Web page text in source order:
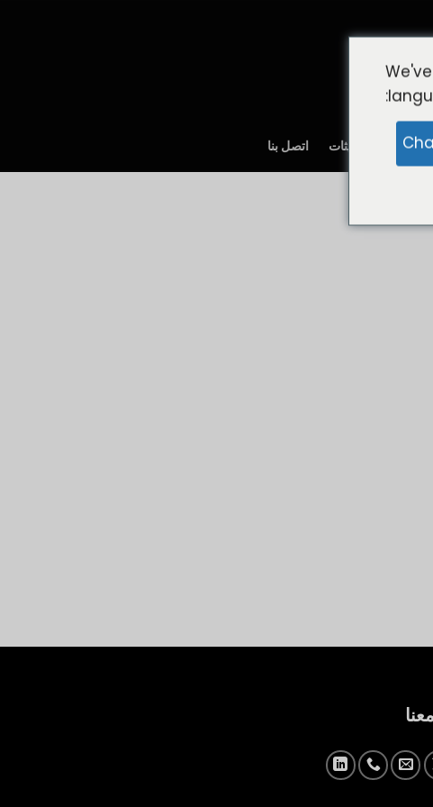
الأخبار والتحديثات اتصل بنا